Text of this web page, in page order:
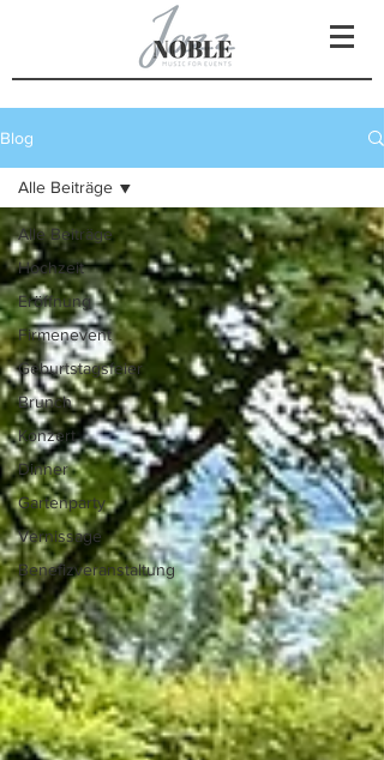
Blog
Alle Beiträge
Hochzeit
Eröffnung
Firmenevent
Geburtstagsfeier
Brunch
Konzert
Dinner
Gartenparty
Vernissage
Benefizveranstaltung
Alle Beiträge